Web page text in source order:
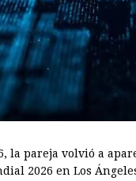
la pareja volvió a
2026 en Los